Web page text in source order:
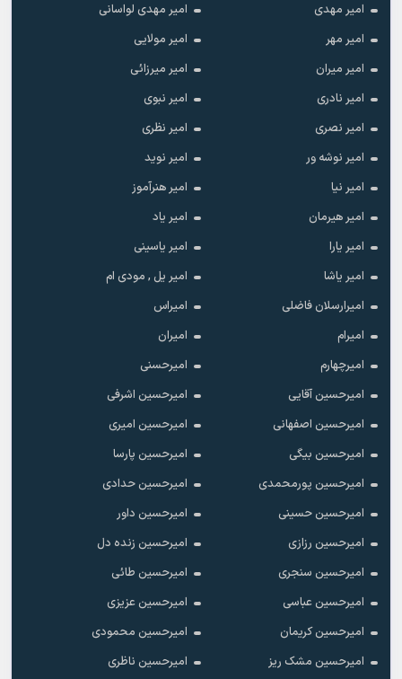
امیر مهدی
امیر مهدی لواسانی
امیر مهر
امیر مولایی
امیر میران
امیر میرزائی
امیر نادری
امیر نبوی
امیر نصری
امیر نظری
امیر نوشه ور
امیر نوید
امیر نیا
امیر هنرآموز
امیر هیرمان
امیر یاد
امیر یارا
امیر یاسینی
امیر یاشا
امیر یل , مودی ام
امیرارسلان فاضلی
امیراس
امیرام
امیران
امیرچهارم
امیرحسنی
امیرحسین آقایی
امیرحسین اشرفی
امیرحسین اصفهانی
امیرحسین امیری
امیرحسین بیگی
امیرحسین پارسا
امیرحسین پورمحمدی
امیرحسین حدادی
امیرحسین حسینی
امیرحسین داور
امیرحسین رزازی
امیرحسین زنده دل
امیرحسین سنجری
امیرحسین طائی
امیرحسین عباسی
امیرحسین عزیزی
امیرحسین کریمان
امیرحسین محمودی
امیرحسین مشک ریز
امیرحسین ناظری